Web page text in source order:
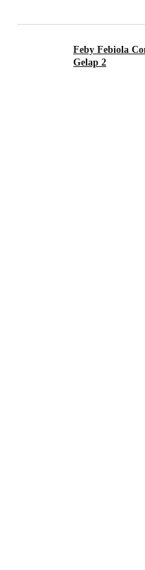
Feby Febiola
Gelap 2